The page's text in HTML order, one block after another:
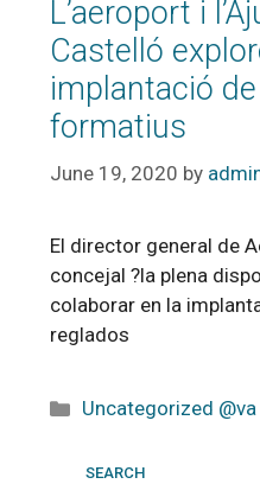
L’aeroport i
Castelló
implantació
formatius
June 19, 2020 by
El director general de
concejal ?la plena
colaborar en la
reglados
Uncategorized @va
SEARCH